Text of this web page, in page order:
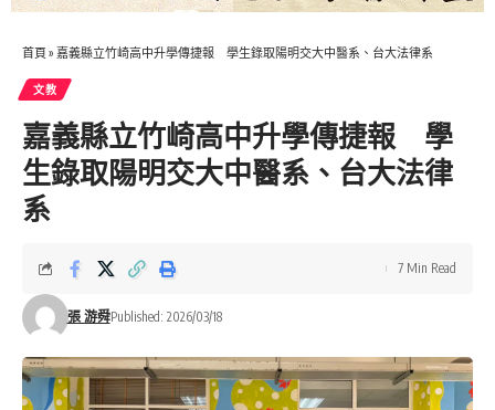
首頁 » 嘉義縣立竹崎高中升學傳捷報 學生錄取陽明交大中醫系、台大法律系
文教
嘉義縣立竹崎高中升學傳捷報 學
生錄取陽明交大中醫系、台大法律
系
張 游舜Published: 2026/03/18
7 Min Read